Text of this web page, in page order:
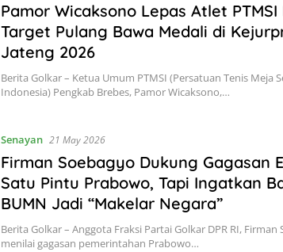
Pamor Wicaksono Lepas Atlet PTMSI
Target Pulang Bawa Medali di
Jateng 2026
Berita Golkar – Ketua Umum PTMSI (Persatuan Tenis Meja
Indonesia) Pengkab Brebes, Pamor Wicaksono,…
Senayan 21 May 2026
Firman Soebagyo Dukung Gagasan
Satu Pintu Prabowo, Tapi Ingatkan
BUMN Jadi “Makelar Negara”
Berita Golkar – Anggota Fraksi Partai Golkar DPR RI, Firman
menilai gagasan pemerintahan Prabowo…